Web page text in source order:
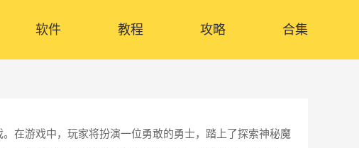
软件 教程 攻略 合集
在游戏中，玩家将扮演一位勇敢的勇士，踏上了探索神秘魔